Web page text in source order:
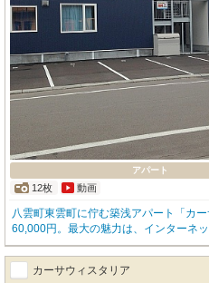
アパート
12枚 動画
八雲町東雲町に佇む築浅アパート「カ
60,000円。最大の魅力は、インターネ
費を抑えたい方に大変おすすめです。
ており、光熱費の節約も期待できます
屋で快適な毎日を送れるでしょう。シ
カーサウィスタリア